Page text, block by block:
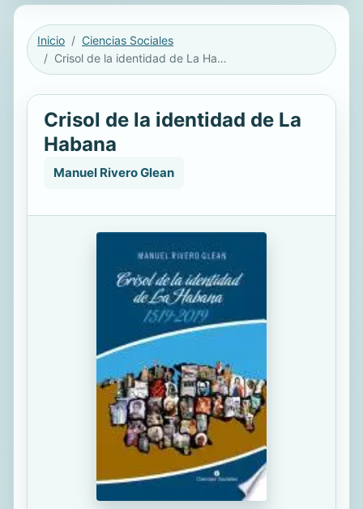
Inicio
Ciencias Sociales
Crisol de la identidad de La Habana
Crisol de la identidad de La
Habana
Manuel Rivero Glean